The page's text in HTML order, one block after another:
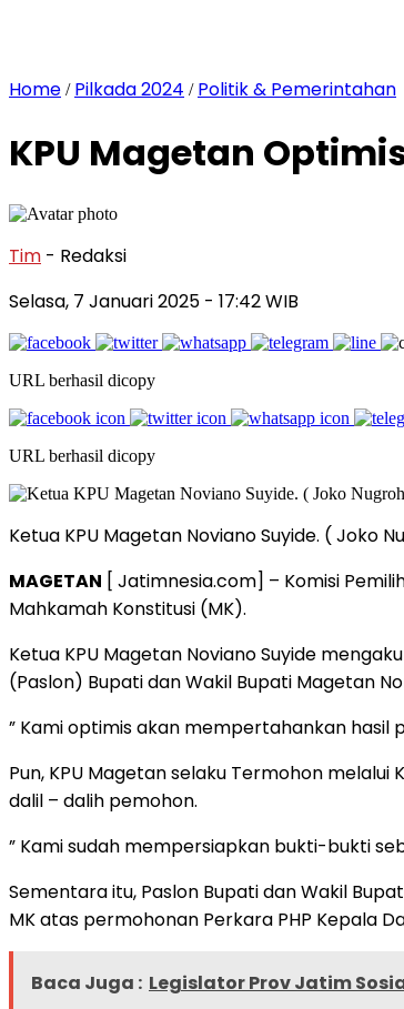
Home / Pilkada 2024 / Politik & Pemerintahan
KPU Magetan
Tim - Redaksi
Selasa, 7 Januari 2025 - 17:42 WIB
URL berhasil dicopy
URL berhasil dicopy
Ketua KPU Magetan Noviano Suyide. ( Joko
MAGETAN [ Jatimnesia.com] – Komisi
Mahkamah Konstitusi (MK).
Ketua KPU Magetan Noviano Suyide
(Paslon) Bupati dan Wakil Bupati Magetan
” Kami optimis akan mempertahankan hasil
Pun, KPU Magetan selaku Termohon
dalil – dalih pemohon.
” Kami sudah mempersiapkan bukti-bukti
Sementara itu, Paslon Bupati dan Wakil
MK atas permohonan Perkara PHP Kepala
Baca Juga : Legislator Prov Jatim